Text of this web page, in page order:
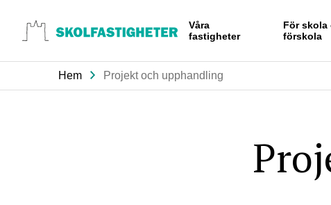
innehåll
Våra
fastigheter
För skola
förskola
Hem Projekt och upphandling